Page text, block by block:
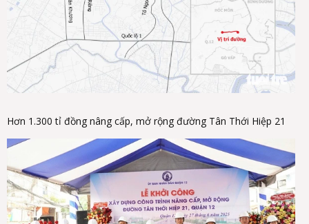
Hơn 1.300 tỉ đồng nâng cấp, mở rộng đường Tân Thới Hiệp 21